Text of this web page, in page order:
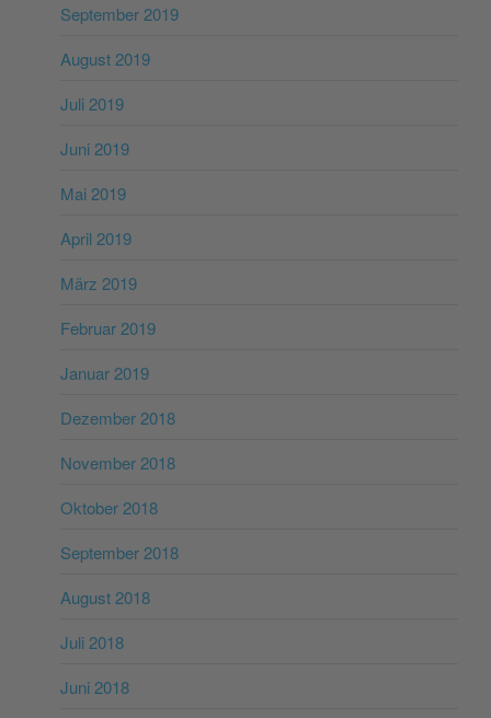
September 2019
August 2019
Juli 2019
Juni 2019
Mai 2019
April 2019
März 2019
Februar 2019
Januar 2019
Dezember 2018
November 2018
Oktober 2018
September 2018
August 2018
Juli 2018
Juni 2018